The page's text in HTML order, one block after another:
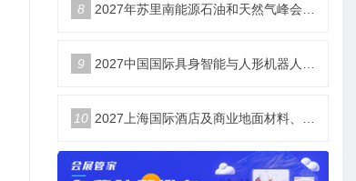
8 2027年苏里南能源石油和天然气峰会暨展览会（SEOGS）
9 2027中国国际具身智能与人形机器人展3月开幕
10 2027上海国际酒店及商业地面材料、整装定制、墙体材料及精品设计、智慧酒店、照明及智能控制博览会 展位火热销售中！